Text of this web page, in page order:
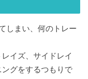
しまい、何のトレー
イズ、サイドレイ
グをするつもりで